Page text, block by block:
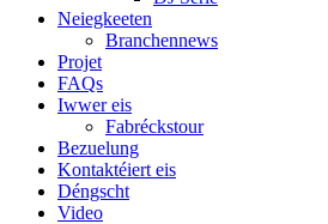
Neiegkeeten
Branchennews
Projet
FAQs
Iwwer eis
Fabréckstour
Bezuelung
Kontaktéiert eis
Déngscht
Video